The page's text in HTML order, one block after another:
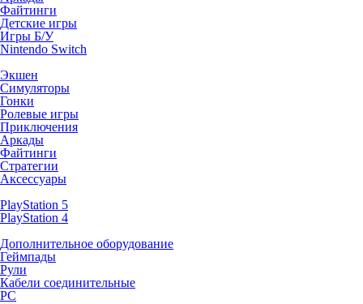
Файтинги
Детские игры
Игры Б/У
Nintendo Switch
Экшен
Симуляторы
Гонки
Ролевые игры
Приключения
Аркады
Файтинги
Стратегии
Аксессуары
PlayStation 5
PlayStation 4
Дополнительное оборудование
Геймпады
Рули
Кабели соединительные
PC